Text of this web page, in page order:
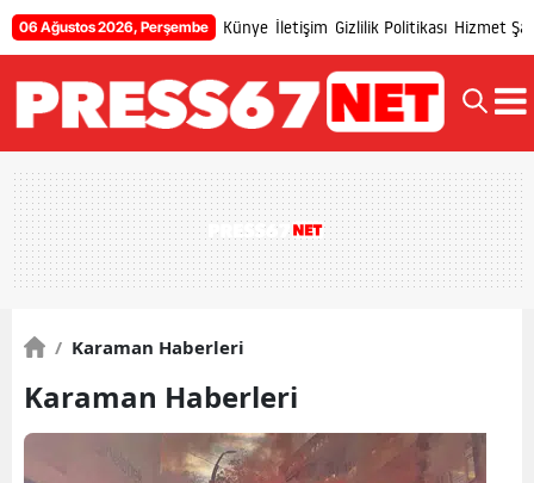
06 Ağustos 2026, Perşembe Künye İletişim Gizlilik Politikası Hizmet
/ Karaman Haberleri
Karaman Haberleri